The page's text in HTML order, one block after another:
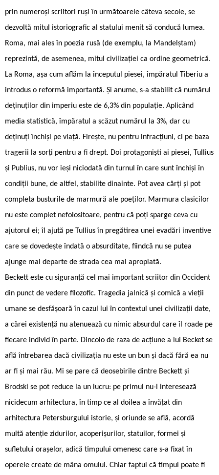
prin numeroși scriitori ruși în următoarele câteva secole, se
dezvoltă mitul istoriografic al statului menit să conducă lumea.
Roma, mai ales în poezia rusă (de exemplu, la Mandelștam)
reprezintă, de asemenea, mitul civilizației ca ordine geometrică.
La Roma, așa cum aflăm la începutul piesei, împăratul Tiberiu a
introdus o reformă importantă. Și anume, s-a stabilit că numărul
deținuților din imperiu este de 6,3% din populație. Aplicând
media statistică, împăratul a scăzut numărul la 3%, dar cu
deținuți închiși pe viață. Firește, nu pentru infracțiuni, ci pe baza
tragerii la sorți pentru a fi drept. Doi protagoniști ai piesei, Tullius
și Publius, nu vor ieși niciodată din turnul în care sunt închiși în
condiții bune, de altfel, stabilite dinainte. Pot avea cărți și pot
completa busturile de marmură ale poeților. Marmura clasicilor
nu este complet nefolositoare, pentru că poți sparge ceva cu
ajutorul ei; îl ajută pe Tullius în pregătirea unei evadări inventive
care se dovedește îndată o absurditate, fiindcă nu se putea
ajunge mai departe de strada cea mai apropiată.
Beckett este cu siguranță cel mai important scriitor din Occident
din punct de vedere filozofic. Tragedia jalnică și comică a vieții
umane se desfășoară în cazul lui în contextul unei civilizații date,
a cărei existență nu atenuează cu nimic absurdul care îl roade pe
fiecare individ în parte. Dincolo de raza de acțiune a lui Becket se
află întrebarea dacă civilizația nu este un bun și dacă fără ea nu
ar fi și mai rău. Mi se pare că deosebirile dintre Beckett și
Brodski se pot reduce la un lucru: pe primul nu-l interesează
nicidecum arhitectura, în timp ce al doilea a învățat din
arhitectura Petersburgului istorie, și oriunde se află, acordă
multă atenție zidurilor, acoperișurilor, statuilor, formei și
sufletului orașelor, adică timpului omenesc care s-a fixat în
operele create de mâna omului. Chiar faptul că timpul poate fi